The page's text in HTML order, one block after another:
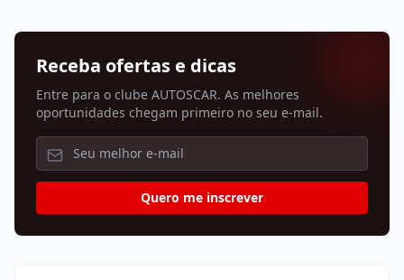
Receba ofertas e dicas
Entre para o clube AUTOSCAR. As melhores
oportunidades chegam primeiro no seu e-mail.
Quero me inscrever